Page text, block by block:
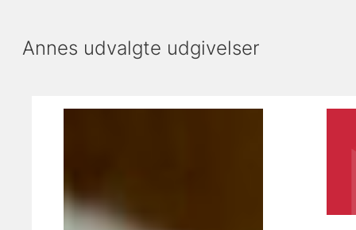
Annes udvalgte udgivelser
Viser slide 1 af 4